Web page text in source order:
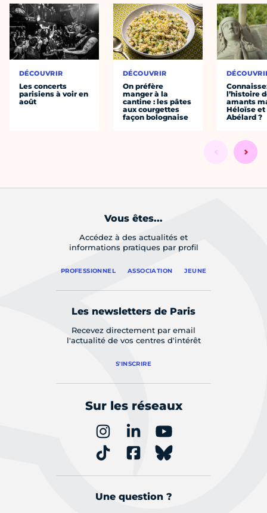
DÉCOUVRIR
Les concerts
parisiens à voir en
août
DÉCOUVRIR
On préfère
manger à la
cantine : les pâtes
aux courgettes
façon bolognaise
l’histoire
amants
Héloïse et
Abélard ?
Vous êtes...
Accédez à des actualités et
informations pratiques par profil
PROFESSIONNEL ASSOCIATION JEUNE
Les newsletters de Paris
Recevez directement par email
l'actualité de vos centres d'intérêt
S'INSCRIRE
Sur les réseaux
Une question ?